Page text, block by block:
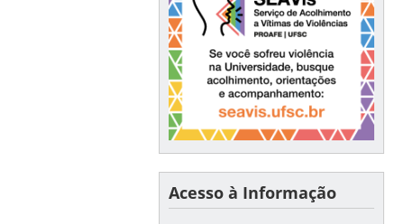
Acesso à Informação